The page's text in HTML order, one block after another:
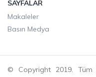
SAYFALAR
Makaleler
Basın Medya
© Copyright 2019. Tüm